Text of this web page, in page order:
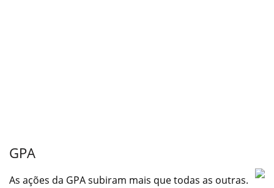
GPA
As ações da GPA subiram mais que todas as outras.